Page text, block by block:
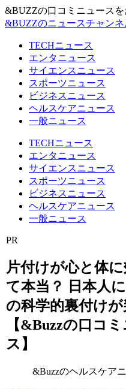
&BUZZの口コミニュース
&BUZZのニュースチャンネ
TECHニュース
エンタニュース
サイエンスニュース
スポーツニュース
ビジネスニュース
ヘルスケアニュース
一般ニュース
TECHニュース
エンタニュース
サイエンスニュース
スポーツニュース
ビジネスニュース
ヘルスケアニュース
一般ニュース
PR
片付けが心と体
て本当？ 日本人
の科学的裏付けが
【&Buzzの口コ
ス】
&Buzzのヘルスケア